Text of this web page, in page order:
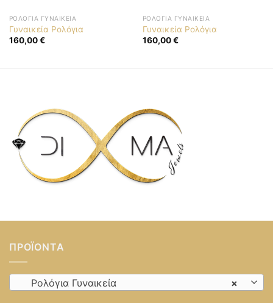
ΡΟΛΌΓΙΑ ΓΥΝΑΙΚΕΊΑ
Γυναικεία Ρολόγια
160,00€
ΡΟΛΌΓΙΑ ΓΥΝΑΙΚΕΊΑ
Γυναικεία Ρολόγια
160,00€
ΠΡΟΪΌΝΤΑ
×
Ρολόγια Γυναικεία